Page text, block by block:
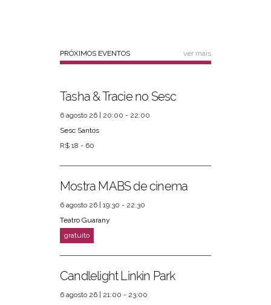
PRÓXIMOS EVENTOS ver mais
Tasha & Tracie no Sesc
6 agosto 26 | 20:00 - 22:00
Sesc Santos
R$ 18 - 60
Mostra MABS de cinema
6 agosto 26 | 19:30 - 22:30
Teatro Guarany
Candlelight Linkin Park
6 agosto 26 | 21:00 - 23:00